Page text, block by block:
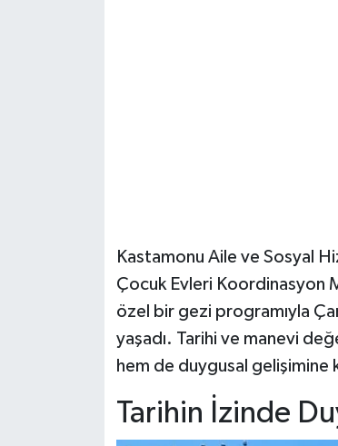
Kastamonu Aile ve Sosyal
Çocuk Evleri Koordinasyon
özel bir gezi programıyla
yaşadı. Tarihi ve manevi
hem de duygusal gelişimine
Tarihin İzinde
Ulusal Haberler
Teknoloji Haberleri
Siyaset Haberleri
Dünya Haberleri